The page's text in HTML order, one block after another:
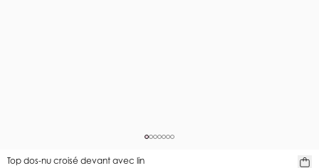
Top dos-nu croisé devant avec lin